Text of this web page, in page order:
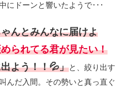
にドーンと響いたようで･･･
んとみんなに届けよ
られてる君が見たい！
よう！！💦」と、絞り出す
んだ入間。その勢いと真っ直ぐ